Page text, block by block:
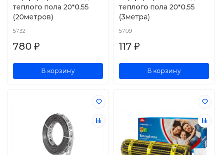
теплого пола 20*0,55
(20метров)
5732
780 ₽
В корзину
теплого пола 20*0,55
(3метра)
5709
117 ₽
В корзину